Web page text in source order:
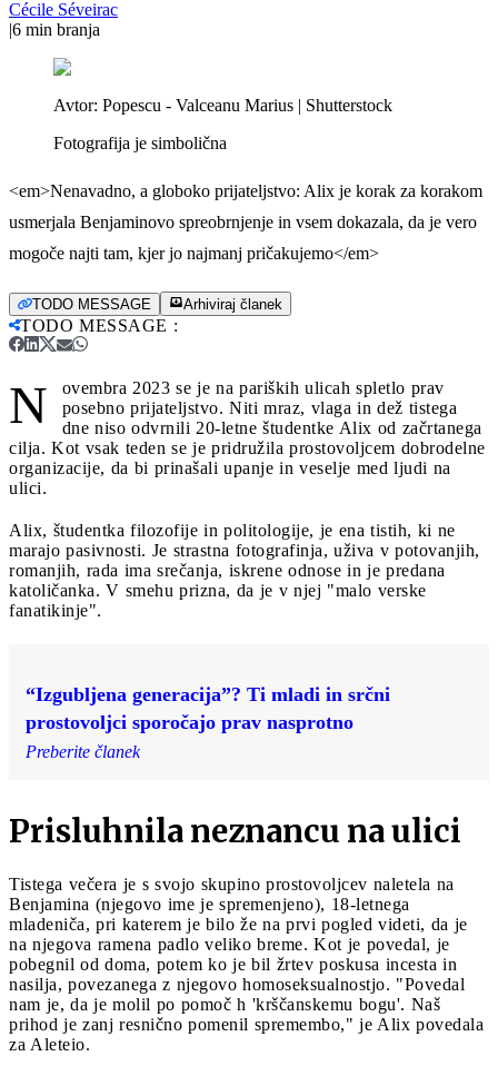
Cécile Séveirac
|6 min branja
Avtor: Popescu - Valceanu Marius | Shutterstock
Fotografija je simbolična
<em>Nenavadno, a globoko prijateljstvo: Alix je korak za korakom
usmerjala Benjaminovo spreobrnjenje in vsem dokazala, da je vero
mogoče najti tam, kjer jo najmanj pričakujemo</em>
TODO MESSAGE Arhiviraj članek
TODO MESSAGE :
N
ovembra 2023 se je na pariških ulicah spletlo prav
posebno prijateljstvo. Niti mraz, vlaga in dež tistega
dne niso odvrnili 20-letne študentke Alix od začrtanega
cilja. Kot vsak teden se je pridružila prostovoljcem dobrodelne
organizacije, da bi prinašali upanje in veselje med ljudi na
ulici.
Alix, študentka filozofije in politologije, je ena tistih, ki ne
marajo pasivnosti. Je strastna fotografinja, uživa v potovanjih,
romanjih, rada ima srečanja, iskrene odnose in je predana
katoličanka. V smehu prizna, da je v njej "malo verske
fanatikinje".
“Izgubljena generacija”? Ti mladi in srčni
prostovoljci sporočajo prav nasprotno
Preberite članek
Prisluhnila neznancu na ulici
Tistega večera je s svojo skupino prostovoljcev naletela na
Benjamina (njegovo ime je spremenjeno), 18-letnega
mladeniča, pri katerem je bilo že na prvi pogled videti, da je
na njegova ramena padlo veliko breme. Kot je povedal, je
pobegnil od doma, potem ko je bil žrtev poskusa incesta in
nasilja, povezanega z njegovo homoseksualnostjo. "Povedal
nam je, da je molil po pomoč h 'krščanskemu bogu'. Naš
prihod je zanj resnično pomenil spremembo," je Alix povedala
za Aleteio.